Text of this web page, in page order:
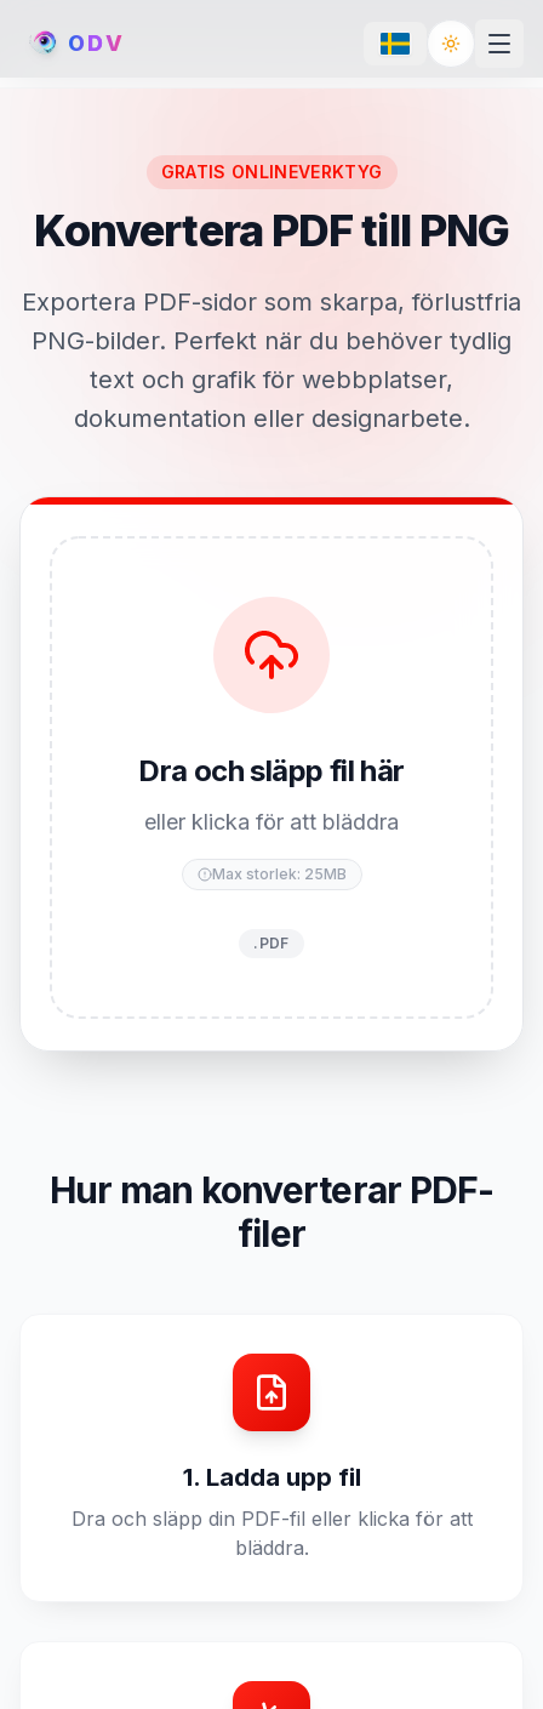
ODV Toggle
GRATIS ONLINEVERKTYG
Konvertera PDF till PNG
Exportera PDF-sidor som skarpa, förlustfria
PNG-bilder. Perfekt när du behöver tydlig
text och grafik för webbplatser,
dokumentation eller designarbete.
Dra och släpp fil här
eller klicka för att bläddra
Max storlek: 25MB
.PDF
Hur man konverterar PDF-
filer
1. Ladda upp fil
Dra och släpp din PDF-fil eller klicka för att
bläddra.